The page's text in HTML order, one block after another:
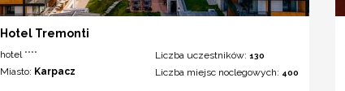
Hotel Tremonti
hotel ****
Miasto: Karpacz
Liczba uczestników:130
Liczba miejsc noclegowych: 400